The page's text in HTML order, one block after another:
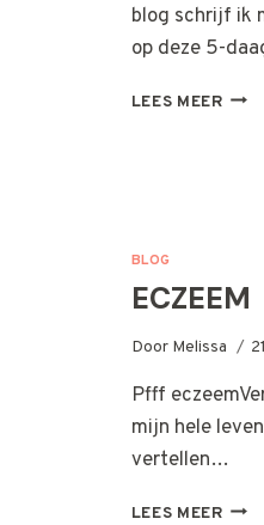
blog schrijf ik
op deze 5-
LEES MEER
BLOG
ECZEEM
Door Melissa
Pfff
mijn hele
vertellen…
LEES MEER